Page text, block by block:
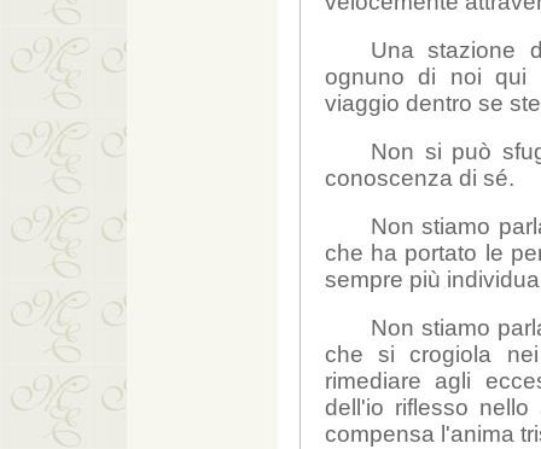
Una stazione
ognuno di noi qui
viaggio dentro se
Non si può
conoscenza di sé.
Non stiamo
che ha portato le
sempre più
Non stiamo
che si crogiola
rimediare agli
dell'io riflesso
compensa l'anima